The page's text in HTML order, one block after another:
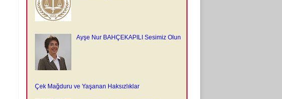
Ayşe Nur BAHÇEKAPILI Sesimiz Olun
Çek Mağduru ve Yaşanan Haksızlıklar